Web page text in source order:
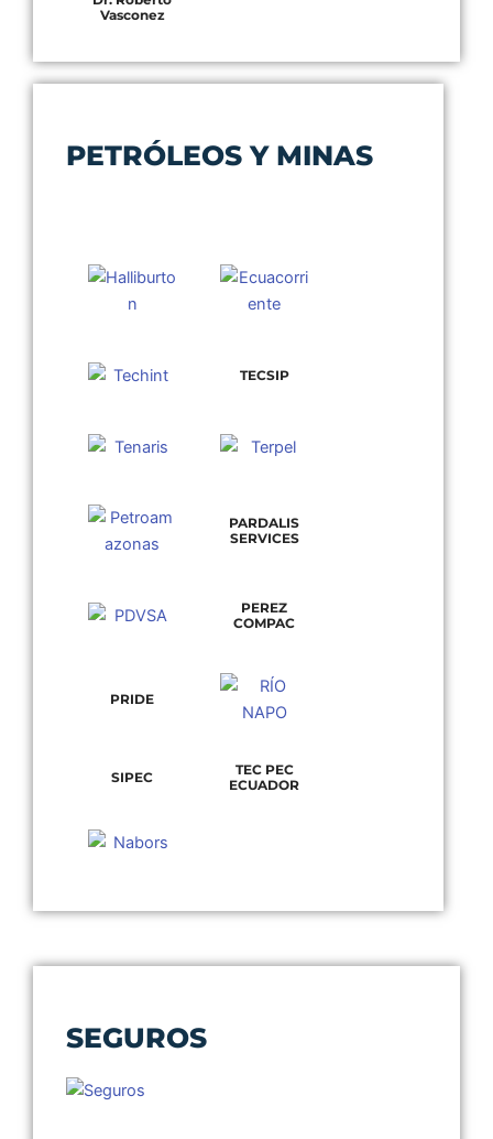
PETRÓLEOS Y MINAS
TECSIP
PARDALIS
SERVICES
PEREZ
COMPAC
PRIDE
SIPEC
TEC PEC
ECUADOR
Vasconez
SEGUROS